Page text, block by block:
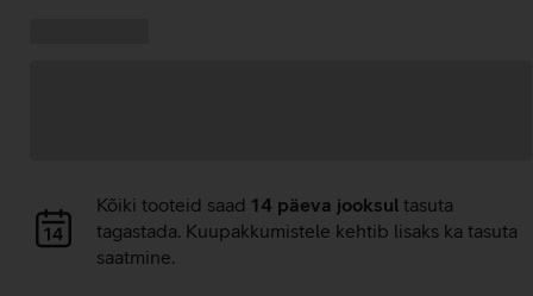
Andmete
laadimine
Kõiki tooteid saad 14 päeva jooksul tasuta
tagastada. Kuupakkumistele kehtib lisaks ka tasuta
saatmine.